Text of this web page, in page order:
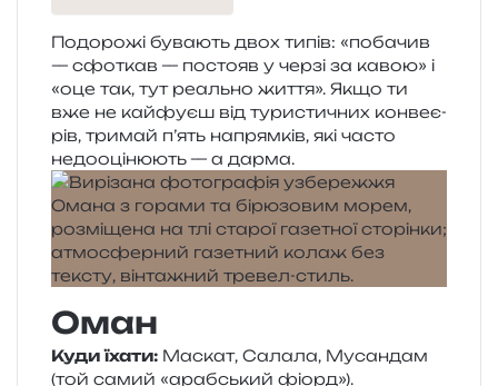
Подорожі бува­ють двох типів: «поба­чив
— сфо­ткав — посто­яв у черзі за кавою» і
«оце так, тут реаль­но життя». Якщо ти
вже не кай­фу­єш від тури­сти­чних кон­ве­є­
рів, три­май п’ять напрям­ків, які часто
недо­оці­ню­ють — а дарма.
Оман
Куди їхати: Маскат, Салала, Мусандам
(той самий «араб­ський фіорд»).